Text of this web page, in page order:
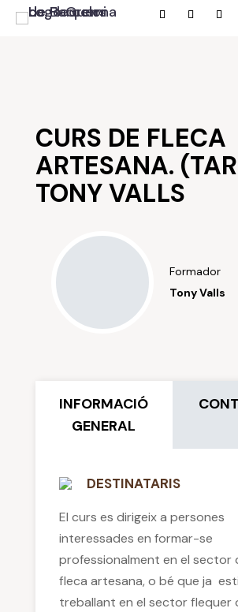
CURS DE FLECA
ARTESANA.
TONY VALLS
Formador
Tony Valls
INFORMACIÓ
GENERAL
DESTINATARIS
El curs es dirigeix a persones
interessades en formar-se
professionalment en el sector
fleca artesana, o bé que ja
treballant en el sector flequer